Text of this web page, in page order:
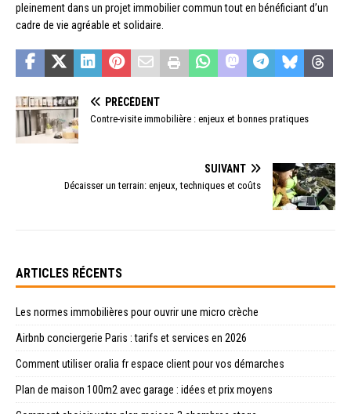
pleinement dans un projet immobilier commun tout en bénéficiant d’un
cadre de vie agréable et solidaire.
PRÉCÉDENT
Contre-visite immobilière : enjeux et bonnes pratiques
SUIVANT
Décaisser un terrain: enjeux, techniques et coûts
ARTICLES RÉCENTS
Les normes immobilières pour ouvrir une micro crèche
Airbnb conciergerie Paris : tarifs et services en 2026
Comment utiliser oralia fr espace client pour vos démarches
Plan de maison 100m2 avec garage : idées et prix moyens